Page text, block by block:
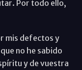
Por todo ello,
mis defectos y
no he sabido
y de vuestra